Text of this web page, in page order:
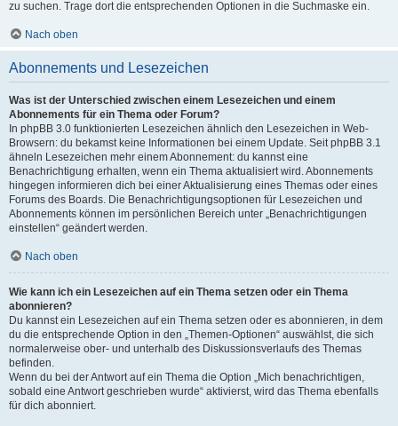
zu suchen. Trage dort die entsprechenden Optionen in die Suchmaske ein.
Nach oben
Abonnements und Lesezeichen
Was ist der Unterschied zwischen einem Lesezeichen und einem
Abonnements für ein Thema oder Forum?
In phpBB 3.0 funktionierten Lesezeichen ähnlich den Lesezeichen in Web-
Browsern: du bekamst keine Informationen bei einem Update. Seit phpBB 3.1
ähneln Lesezeichen mehr einem Abonnement: du kannst eine
Benachrichtigung erhalten, wenn ein Thema aktualisiert wird. Abonnements
hingegen informieren dich bei einer Aktualisierung eines Themas oder eines
Forums des Boards. Die Benachrichtigungsoptionen für Lesezeichen und
Abonnements können im persönlichen Bereich unter „Benachrichtigungen
einstellen“ geändert werden.
Nach oben
Wie kann ich ein Lesezeichen auf ein Thema setzen oder ein Thema
abonnieren?
Du kannst ein Lesezeichen auf ein Thema setzen oder es abonnieren, in dem
du die entsprechende Option in den „Themen-Optionen“ auswählst, die sich
normalerweise ober- und unterhalb des Diskussionsverlaufs des Themas
befinden.
Wenn du bei der Antwort auf ein Thema die Option „Mich benachrichtigen,
sobald eine Antwort geschrieben wurde“ aktivierst, wird das Thema ebenfalls
für dich abonniert.